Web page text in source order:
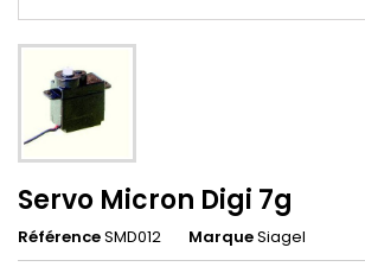
Servo Micron Digi 7g
RéférenceSMD012 MarqueSiagel